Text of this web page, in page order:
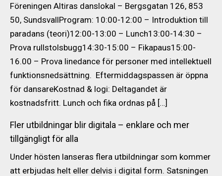
Föreningen Altiras danslokal – Bergsgatan 126, 853
50, SundsvallProgram: 10:00-12:00 – Introduktion till
paradans (teori)12:00-13:00 – Lunch13:00-14:30 –
Prova rullstolsbugg14:30-15:00 – Fikapaus15:00-
16.00 – Prova linedance för personer med intellektuell
funktionsnedsättning. Eftermiddagspassen är öppna
för dansareKostnad & logi: Deltagandet är
kostnadsfritt. Lunch och fika ordnas på […]
Fler utbildningar blir digitala – enklare och mer
tillgängligt för alla
Under hösten lanseras flera utbildningar som kommer
att erbjudas helt eller delvis i digital form. Satsningen